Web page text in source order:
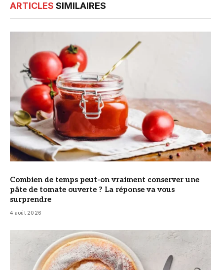
ARTICLES SIMILAIRES
Combien de temps peut-on vraiment conserver une
pâte de tomate ouverte ? La réponse va vous
surprendre
4 août 2026